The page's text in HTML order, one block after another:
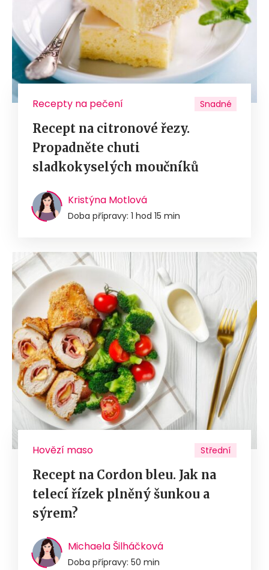
Recepty na pečení Snadné
Recept na citronové řezy.
Propadněte chuti
sladkokyselých moučníků
Kristýna Motlová
Doba přípravy: 1 hod 15 min
Hovězí maso Střední
Recept na Cordon bleu. Jak na
telecí řízek plněný šunkou a
sýrem?
Michaela Šilháčková
Doba přípravy: 50 min